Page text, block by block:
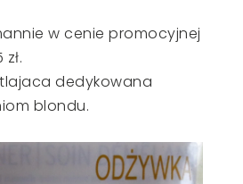
w cenie promocyjnej
dedykowana
blondu.